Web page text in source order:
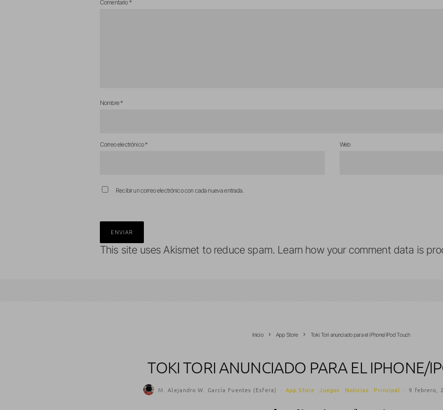
Comentario *
Nombre*
Correo electrónico* Web
Recibir un correo electrónico con cada nueva entrada.
This site uses Akismet to reduce spam. Learn how your comment data is
Inicio App Store Toki Tori anunciado para el iPhone/iPod Touch
TOKI TORI ANUNCIADO PARA EL IPHONE/
M. Alejandro W. García Fuentes (Esfera) · App Store Juegos Noticias Principal · 9 febrero,